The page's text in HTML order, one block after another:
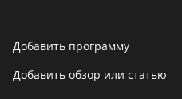
Добавить программу
Добавить обзор или статью